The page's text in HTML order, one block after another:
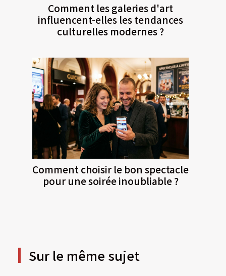
Comment les galeries d'art
influencent-elles les tendances
culturelles modernes ?
Comment choisir le bon spectacle
pour une soirée inoubliable ?
Sur le même sujet